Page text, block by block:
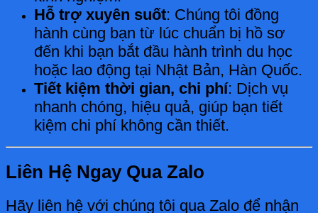
Hỗ trợ xuyên suốt: Chúng tôi đồng
hành cùng bạn từ lúc chuẩn bị hồ sơ
đến khi bạn bắt đầu hành trình du học
hoặc lao động tại Nhật Bản, Hàn Quốc.
Tiết kiệm thời gian, chi phí: Dịch vụ
nhanh chóng, hiệu quả, giúp bạn tiết
kiệm chi phí không cần thiết.
Liên Hệ Ngay Qua Zalo
Hãy liên hệ với chúng tôi qua Zalo để nhận